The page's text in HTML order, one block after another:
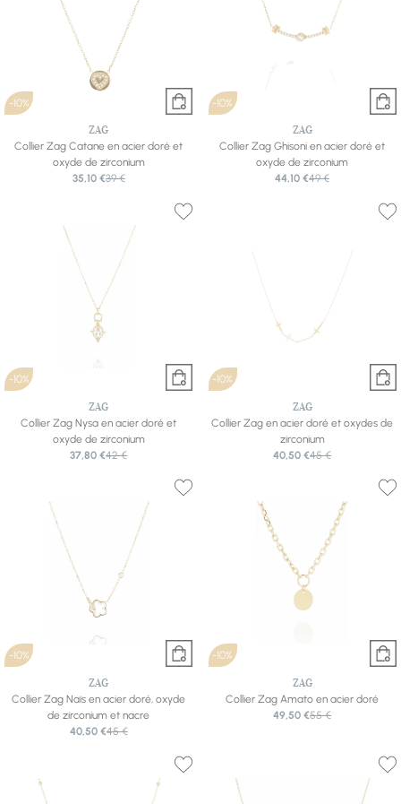
-10%
ZAG
Collier Zag Catane en acier doré et
oxyde de zirconium
35,10 €39 €
-10%
ZAG
Collier Zag Ghisoni en acier doré et
oxyde de zirconium
44,10 €49 €
-10%
ZAG
Collier Zag Nysa en acier doré et
oxyde de zirconium
37,80 €42 €
-10%
ZAG
Collier Zag en acier doré et oxydes de
zirconium
40,50 €45 €
-10%
ZAG
Collier Zag Naïs en acier doré, oxyde
de zirconium et nacre
40,50 €45 €
-10%
ZAG
Collier Zag Amato en acier doré
49,50 €55 €